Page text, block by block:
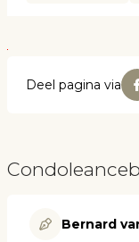
Deel pagina via
Bernard